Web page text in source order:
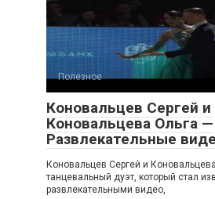
Полезное
Коновальцев Сергей и
Коновальцева Ольга —
Развлекательные
Коновальцев Сергей и
танцевальный дуэт, который стал
развлекательными видео,